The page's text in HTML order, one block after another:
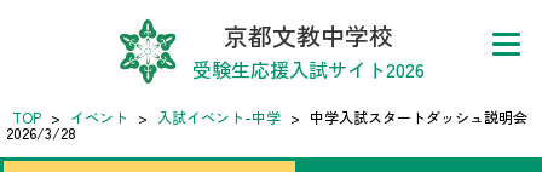
075-752-6818 資料請求
京都文教中学校
受験生応援入試サイト2026
TOP > イベント > 入試イベント-中学 > 中学入試スタートダッシュ説明会
2026/3/28